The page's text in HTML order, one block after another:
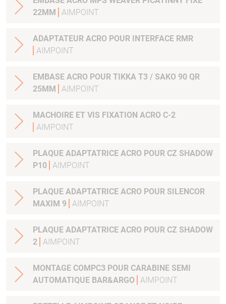
22MM
AIMPOINT
ADAPTATEUR ACRO POUR INTERFACE RMR
AIMPOINT
EMBASE ACRO POUR TIKKA T3 / SAKO 90 QR
25MM
AIMPOINT
MACHOIRE ET VIS FIXATION ACRO C-2
AIMPOINT
PLAQUE ADAPTATRICE ACRO POUR CZ SHADOW
P10 AIMPOINT
PLAQUE ADAPTATRICE ACRO POUR SILENCOR
MAXIM 9
AIMPOINT
PLAQUE ADAPTATRICE ACRO POUR CZ SHADOW
2 AIMPOINT
MONTAGE COMPC3 POUR CARABINE SEMI
AUTOMATIQUE BAR&ARGO
AIMPOINT